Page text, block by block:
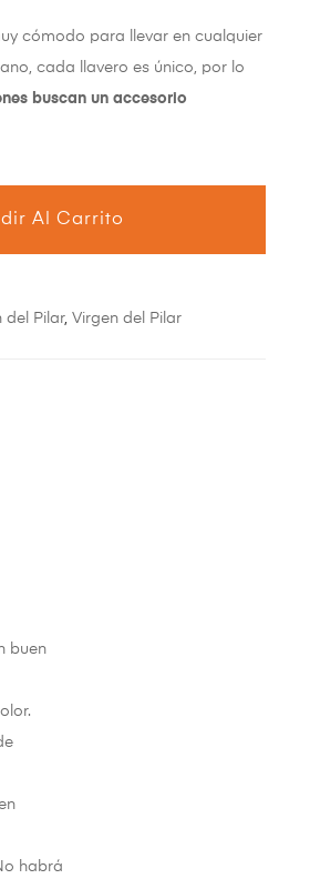
cómodo para llevar en cualquier
cada llavero es único, por lo
buscan un accesorio
Al Carrito
del Pilar,Virgen del Pilar
buen
habrá